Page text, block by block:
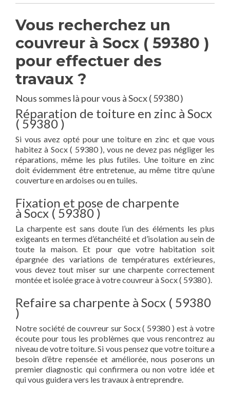
Vous recherchez un
couvreur à Socx ( 59380 )
pour effectuer des
travaux ?
Nous sommes là pour vous à Socx ( 59380 )
Réparation de toiture en zinc à Socx
( 59380 )
Si vous avez opté pour une toiture en zinc et que vous
habitez à Socx ( 59380 ), vous ne devez pas négliger les
réparations, même les plus futiles. Une toiture en zinc
doit évidemment être entretenue, au même titre qu’une
couverture en ardoises ou en tuiles.
Fixation et pose de charpente
à Socx ( 59380 )
La charpente est sans doute l’un des éléments les plus
exigeants en termes d’étanchéité et d’isolation au sein de
toute la maison. Et pour que votre habitation soit
épargnée des variations de températures extérieures,
vous devez tout miser sur une charpente correctement
montée et isolée grace à votre couvreur à Socx ( 59380 ).
Refaire sa charpente à Socx ( 59380
)
Notre société de couvreur sur Socx ( 59380 ) est à votre
écoute pour tous les problèmes que vous rencontrez au
niveau de votre toiture. Si vous pensez que votre toiture a
besoin d’être repensée et améliorée, nous poserons un
premier diagnostic qui confirmera ou non votre idée et
qui vous guidera vers les travaux à entreprendre.